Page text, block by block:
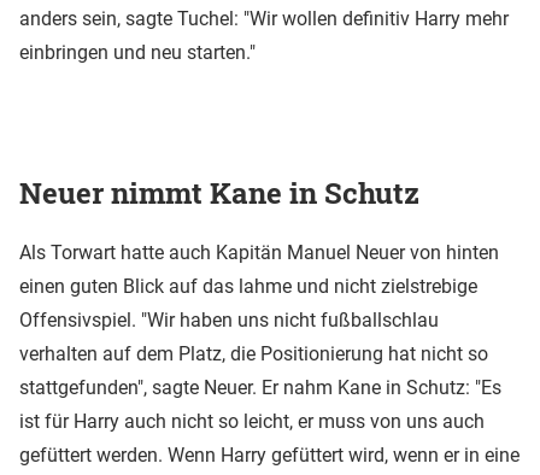
anders sein, sagte Tuchel: "Wir wollen definitiv Harry mehr
einbringen und neu starten."
Neuer nimmt Kane in Schutz
Als Torwart hatte auch Kapitän Manuel Neuer von hinten
einen guten Blick auf das lahme und nicht zielstrebige
Offensivspiel. "Wir haben uns nicht fußballschlau
verhalten auf dem Platz, die Positionierung hat nicht so
stattgefunden", sagte Neuer. Er nahm Kane in Schutz: "Es
ist für Harry auch nicht so leicht, er muss von uns auch
gefüttert werden. Wenn Harry gefüttert wird, wenn er in eine